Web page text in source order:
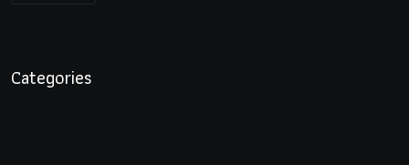
Categories